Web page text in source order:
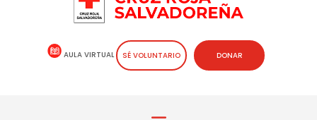
AULA VIRTUAL SÉ VOLUNTARIO DONAR